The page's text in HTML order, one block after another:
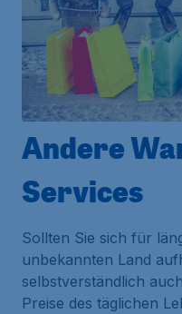
Andere
Services
Sollten Sie sich für
unbekannten Land
selbstverständlich
Preise des täglichen